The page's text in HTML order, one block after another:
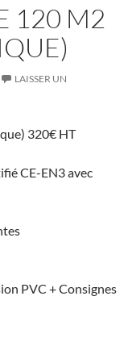
120 M2
LAISSER UN
320€ HT
CE-EN3 avec
PVC + Consignes